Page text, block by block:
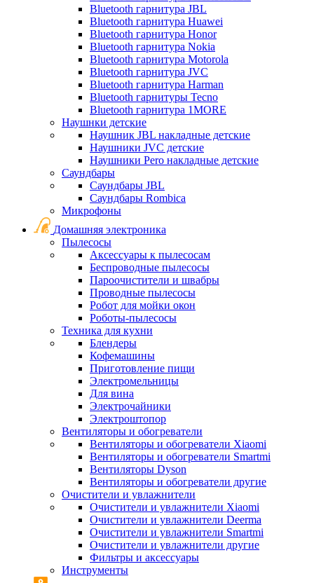
Bluetooth гарнитура JBL
Bluetooth гарнитура Huawei
Bluetooth гарнитура Honor
Bluetooth гарнитура Nokia
Bluetooth гарнитура Motorola
Bluetooth гарнитура JVC
Bluetooth гарнитура Harman
Bluetooth гарнитуры Tecno
Bluetooth гарнитура 1MORE
Наушнки детские
Наушник JBL накладные детские
Наушники JVC детские
Наушники Pero накладные детские
Саундбары
Саундбары JBL
Саундбары Rombica
Микрофоны
Домашняя электроника
Пылесосы
Аксессуары к пылесосам
Беспроводные пылесосы
Пароочистители и швабры
Проводные пылесосы
Робот для мойки окон
Роботы-пылесосы
Техника для кухни
Блендеры
Кофемашины
Приготовление пищи
Электромельницы
Для вина
Электрочайники
Электроштопор
Вентиляторы и обогреватели
Вентиляторы и обогреватели Xiaomi
Вентиляторы и обогреватели Smartmi
Вентиляторы Dyson
Вентиляторы и обогреватели другие
Очистители и увлажнители
Очистители и увлажнители Xiaomi
Очистители и увлажнители Deerma
Очистители и увлажнители Smartmi
Очистители и увлажнители другие
Фильтры и аксессуары
Инструменты